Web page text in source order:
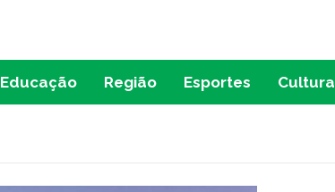
Educação Região Esportes Cultura